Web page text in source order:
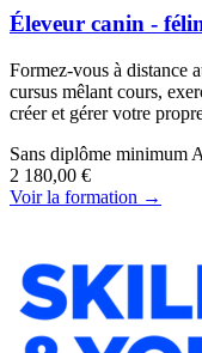
Éleveur canin -
Formez-vous à distance
cursus mêlant cours,
créer et gérer votre
Sans diplôme minimum
2 180,00 €
Voir la formation →